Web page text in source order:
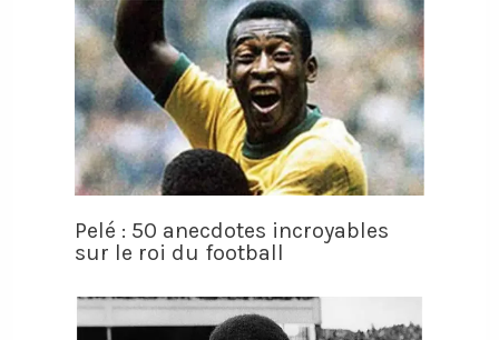
Pelé : 50 anecdotes incroyables
sur le roi du football